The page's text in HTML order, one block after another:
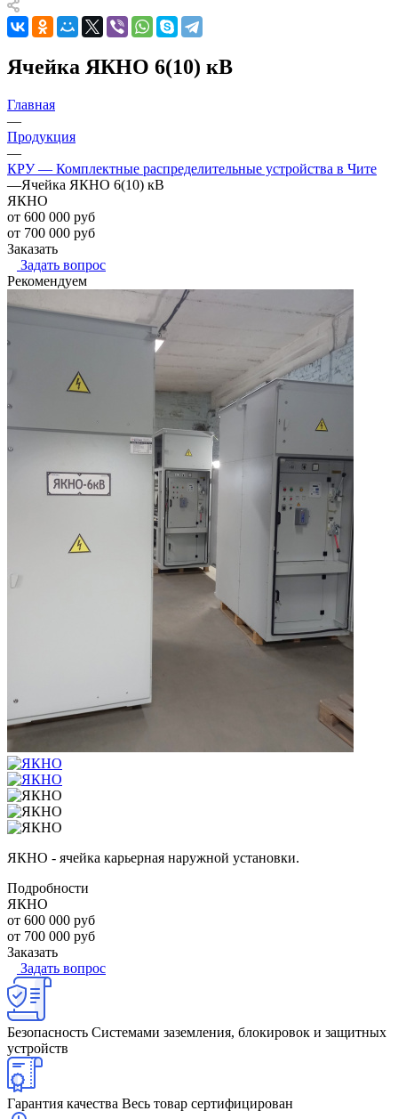
Ячейка ЯКНО 6(10) кВ
Главная
—
Продукция
—
КРУ — Комплектные распределительные устройства в Чите
—Ячейка ЯКНО 6(10) кВ
ЯКНО
от 600 000 руб
от 700 000 руб
Заказать
Задать вопрос
Рекомендуем
ЯКНО - ячейка карьерная наружной установки.
Подробности
ЯКНО
от 600 000 руб
от 700 000 руб
Заказать
Задать вопрос
Безопасность Системами заземления, блокировок и защитных
устройств
Гарантия качества Весь товар сертифицирован